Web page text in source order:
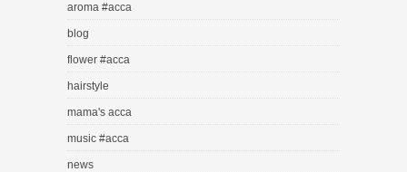
aroma #acca
blog
flower #acca
hairstyle
mama's acca
music #acca
news